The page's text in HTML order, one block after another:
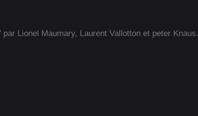
Lionel Maumary, Laurent Vallotton et peter Knaus.